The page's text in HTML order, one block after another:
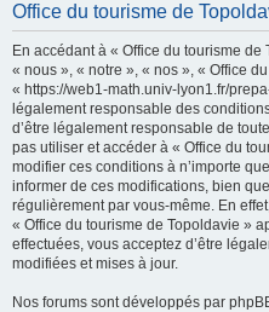
Office du tourisme de
En accédant à « Office du tourisme
« nous », « notre », « nos », « Office
« https://web1-math.univ-lyon1.fr/
légalement responsable des
d’être légalement responsable de
pas utiliser et accéder à « Office du
modifier ces conditions à n’importe
informer de ces modifications, bien
régulièrement par vous-même. En
« Office du tourisme de Topoldavie »
effectuées, vous acceptez d’être
modifiées et mises à jour.
Nos forums sont développés par